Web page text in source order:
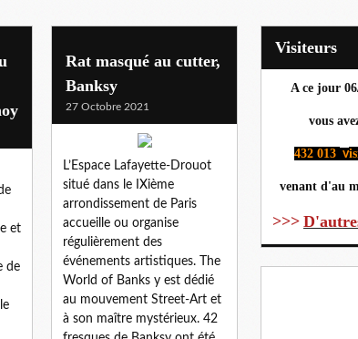
et
de
Rat masqué au cutter,
Banksy
27 Octobre 2021
L’Espace Lafayette-Drouot
situé dans le IXième
arrondissement de Paris
accueille ou organise
régulièrement des
événements artistiques. The
World of Banks y est dédié
au mouvement Street-Art et
à son maître mystérieux. 42
Visiteurs
A ce jour 06
vous avez
432 013 v
venant d'au
>>>